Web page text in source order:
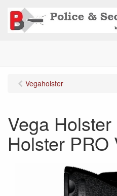
Vegaholster
Vega
Holster PRO